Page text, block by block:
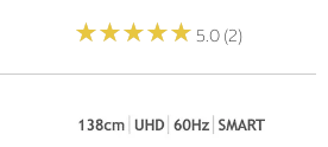
★★★★★
★★★★★ 5.0 (2)